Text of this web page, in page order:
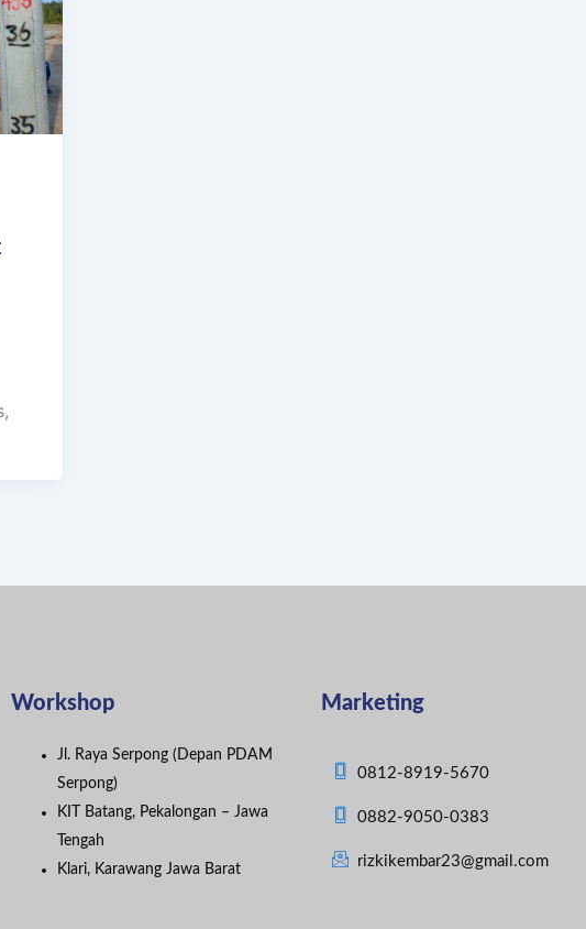
Workshop
Jl. Raya Serpong (Depan PDAM
Serpong)
KIT Batang, Pekalongan – Jawa
Tengah
Klari, Karawang Jawa Barat
Marketing
0812-8919-5670
0882-9050-0383
rizkikembar23@gmail.com